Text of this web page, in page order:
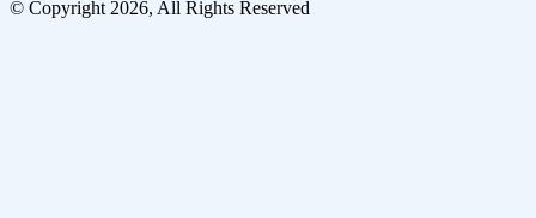
© Copyright 2026, All Rights Reserved